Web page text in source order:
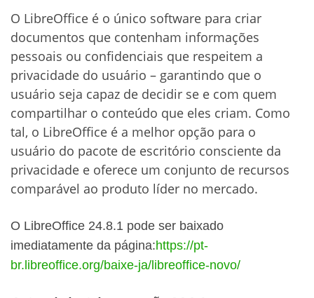
O LibreOffice é o único software para criar
documentos que contenham informações
pessoais ou confidenciais que respeitem a
privacidade do usuário – garantindo que o
usuário seja capaz de decidir se e com quem
compartilhar o conteúdo que eles criam. Como
tal, o LibreOffice é a melhor opção para o
usuário do pacote de escritório consciente da
privacidade e oferece um conjunto de recursos
comparável ao produto líder no mercado.
O LibreOffice 24.8.1 pode ser baixado
imediatamente da página:https://pt-
br.libreoffice.org/baixe-ja/libreoffice-novo/